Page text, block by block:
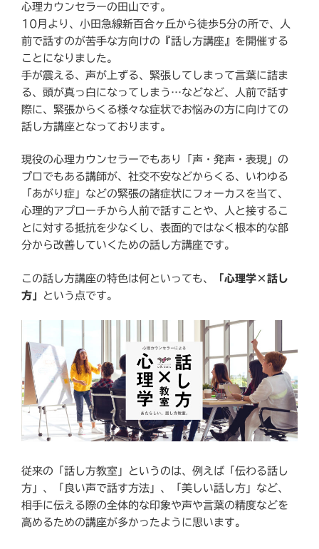
心理カウンセラーの田山です。
10月より、小田急線新百合ヶ丘から徒歩5分の所で、人
前で話すのが苦手な方向けの『話し方講座』を開催する
ことになりました。
手が震える、声が上ずる、緊張してしまって言葉に詰ま
る、頭が真っ白になってしまう…などなど、人前で話す
際に、緊張からくる様々な症状でお悩みの方に向けての
話し方講座となっております。
現役の心理カウンセラーでもあり「声・発声・表現」の
プロでもある講師が、社交不安などからくる、いわゆる
「あがり症」などの緊張の諸症状にフォーカスを当て、
心理的アプローチから人前で話すことや、人と接するこ
とに対する抵抗を少なくし、表面的ではなく根本的な部
分から改善していくための話し方講座です。
この話し方講座の特色は何といっても、
「心理学×話し
方」
という点です。
従来の「話し方教室」というのは、例えば「伝わる話し
方」、「良い声で話す方法」、「美しい話し方」など、
相手に伝える際の全体的な印象や声や言葉の精度などを
高めるための講座が多かったように思います。